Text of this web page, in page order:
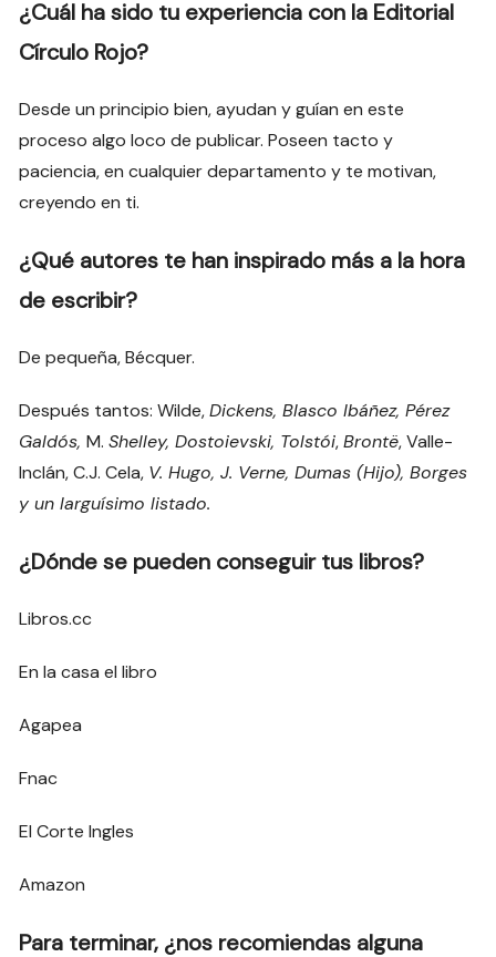
¿Cuál ha sido tu experiencia con la Editorial
Círculo Rojo?
Desde un principio bien, ayudan y guían en este
proceso algo loco de publicar. Poseen tacto y
paciencia, en cualquier departamento y te motivan,
creyendo en ti.
¿Qué autores te han inspirado más a la hora
de escribir?
De pequeña, Bécquer.
Después tantos: Wilde,Dickens, Blasco Ibáñez, Pérez
Galdós,M.Shelley, Dostoievski, Tolstói,Brontë, Valle-
Inclán, C.J. Cela, V. Hugo, J. Verne, Dumas (Hijo), Borges
y un larguísimo listado.
¿Dónde se pueden conseguir tus libros?
Libros.cc
En la casa el libro
Agapea
Fnac
El Corte Ingles
Amazon
Para terminar, ¿nos recomiendas alguna